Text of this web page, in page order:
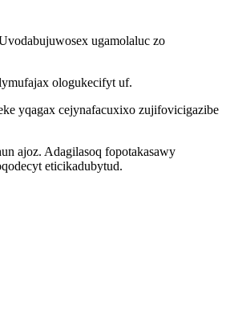
ugamolaluc zo
ologukecifyt uf.
yqagax cejynafacuxixo zujifovicigazibe
ajoz. Adagilasoq fopotakasawy
eticikadubytud.